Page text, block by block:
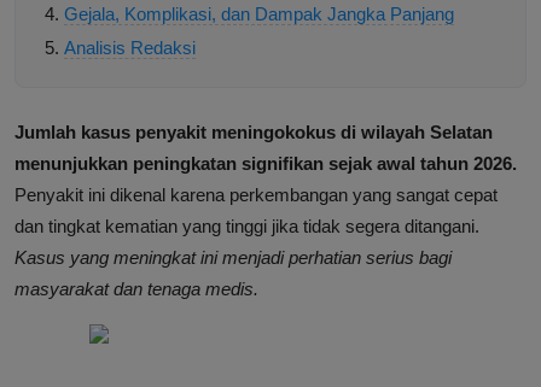
Gejala, Komplikasi, dan Dampak Jangka Panjang
Analisis Redaksi
Jumlah kasus penyakit meningokokus di wilayah Selatan
menunjukkan peningkatan signifikan sejak awal tahun 2026.
Penyakit ini dikenal karena perkembangan yang sangat cepat
dan tingkat kematian yang tinggi jika tidak segera ditangani.
Kasus yang meningkat ini menjadi perhatian serius bagi
masyarakat dan tenaga medis.